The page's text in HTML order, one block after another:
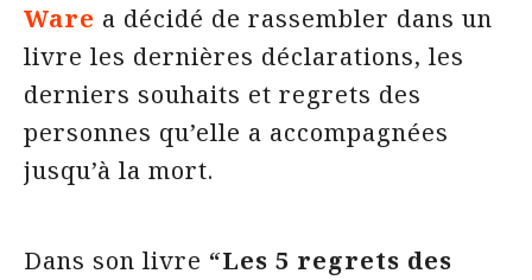
Ware a décidé de rassembler dans un
livre les dernières déclarations, les
derniers souhaits et regrets des
personnes qu’elle a accompagnées
jusqu’à la mort.
Dans son livre “Les 5 regrets des